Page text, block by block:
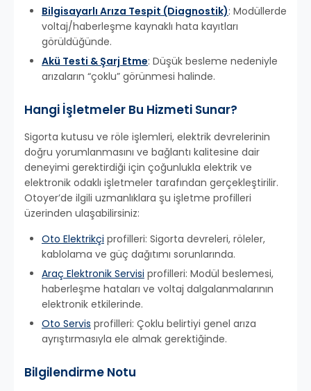
Bilgisayarlı Arıza Tespit (Diagnostik): Modüllerde
voltaj/haberleşme kaynaklı hata kayıtları
görüldüğünde.
Akü Testi & Şarj Etme: Düşük besleme nedeniyle
arızaların “çoklu” görünmesi halinde.
Hangi İşletmeler Bu Hizmeti Sunar?
Sigorta kutusu ve röle işlemleri, elektrik devrelerinin
doğru yorumlanmasını ve bağlantı kalitesine dair
deneyimi gerektirdiği için çoğunlukla elektrik ve
elektronik odaklı işletmeler tarafından gerçekleştirilir.
Otoyer’de ilgili uzmanlıklara şu işletme profilleri
üzerinden ulaşabilirsiniz:
Oto Elektrikçi profilleri: Sigorta devreleri, röleler,
kablolama ve güç dağıtımı sorunlarında.
Araç Elektronik Servisi profilleri: Modül beslemesi,
haberleşme hataları ve voltaj dalgalanmalarının
elektronik etkilerinde.
Oto Servis profilleri: Çoklu belirtiyi genel arıza
ayrıştırmasıyla ele almak gerektiğinde.
Bilgilendirme Notu